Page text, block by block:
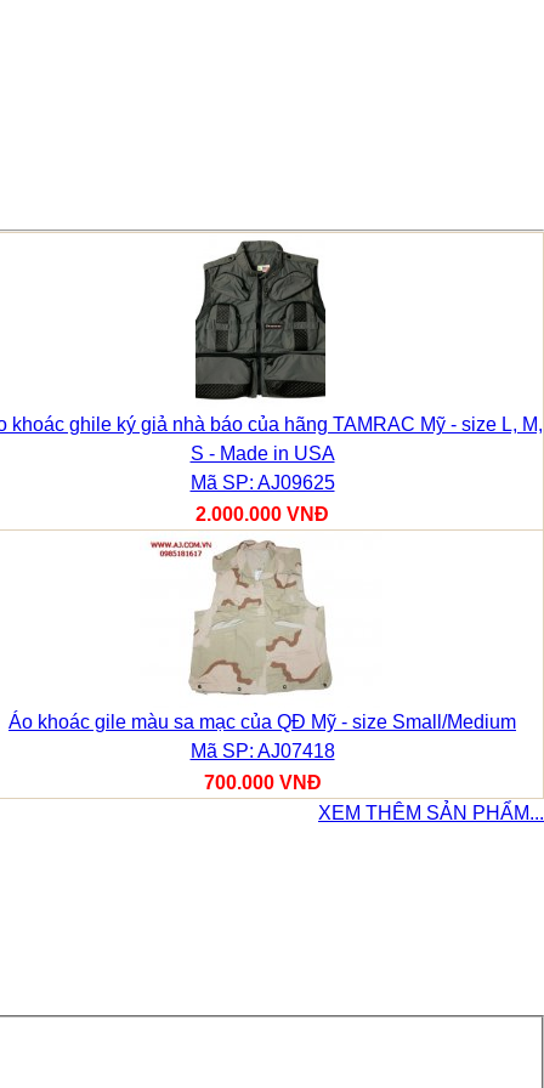
khoác ghile ký giả nhà báo của hãng TAMRAC Mỹ - size L, M,
S - Made in USA
Mã SP: AJ09625
2.000.000 VNĐ
Áo khoác gile màu sa mạc của QĐ Mỹ - size Small/Medium
Mã SP: AJ07418
700.000 VNĐ
XEM THÊM SẢN PHẨM...